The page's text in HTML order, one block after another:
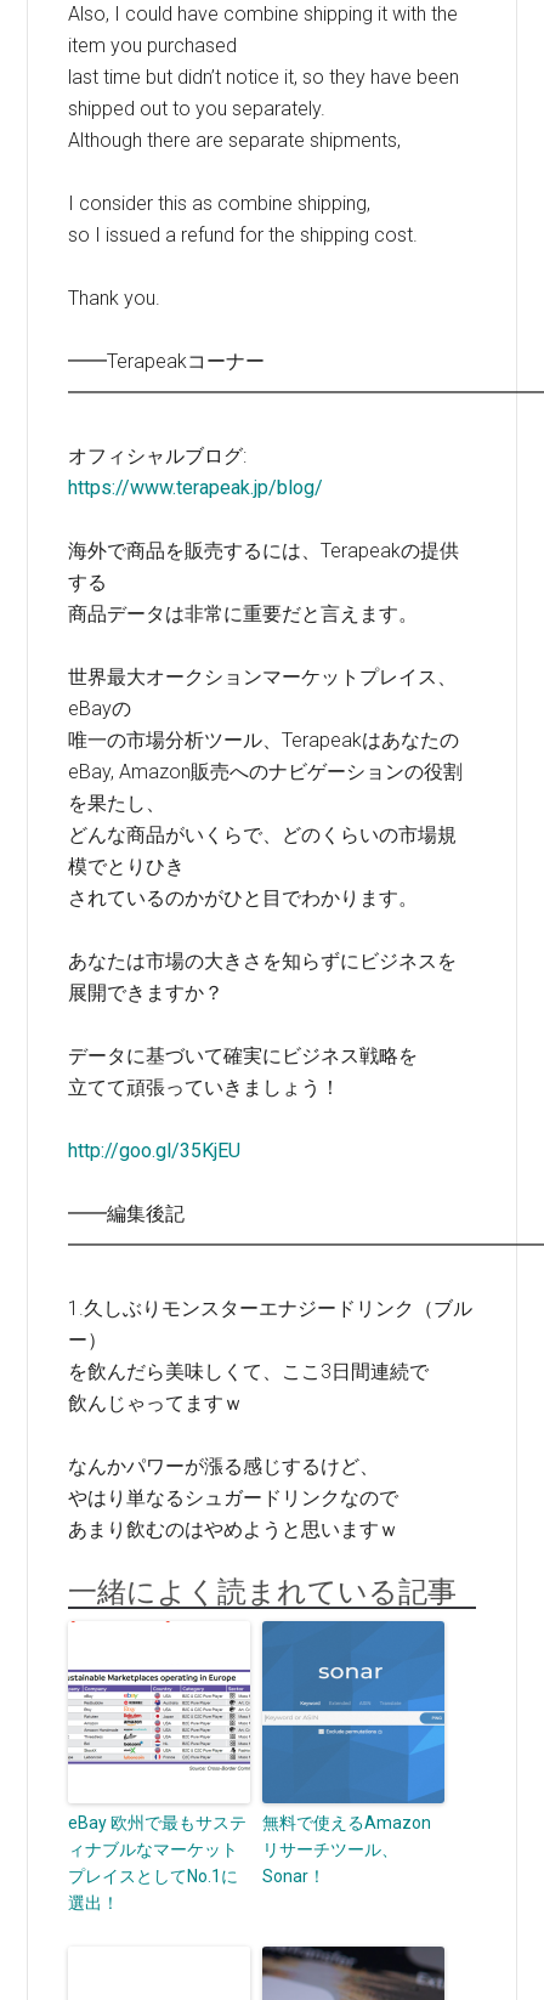
Also, I could have combine shipping it with the
item you purchased
last time but didn’t notice it, so they have been
shipped out to you separately.
Although there are separate shipments,
I consider this as combine shipping,
so I issued a refund for the shipping cost.
Thank you.
━━Terapeakコーナー
オフィシャルブログ:
https://www.terapeak.jp/blog/
海外で商品を販売するには、Terapeakの提供
する
商品データは非常に重要だと言えます。
世界最大オークションマーケットプレイス、
eBayの
唯一の市場分析ツール、Terapeakはあなたの
eBay, Amazon販売へのナビゲーションの役割
を果たし、
どんな商品がいくらで、どのくらいの市場規
模でとりひき
されているのかがひと目でわかります。
あなたは市場の大きさを知らずにビジネスを
展開できますか？
データに基づいて確実にビジネス戦略を
立てて頑張っていきましょう！
http://goo.gl/35KjEU
━━編集後記
1.久しぶりモンスターエナジードリンク（ブル
ー）
を飲んだら美味しくて、ここ3日間連続で
飲んじゃってますｗ
なんかパワーが漲る感じするけど、
やはり単なるシュガードリンクなので
あまり飲むのはやめようと思いますｗ
一緒によく読まれている記事
eBay 欧州で最もサステ
ィナブルなマーケット
プレイスとしてNo.1に
選出！
無料で使えるAmazon
リサーチツール、
Sonar！